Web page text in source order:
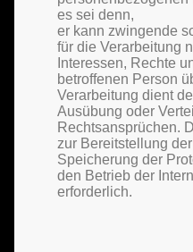
es sei denn,
er kann zwingende
für die Verarbeitung
Interessen, Rechte
betroffenen Person
Verarbeitung dient
Ausübung oder
Rechtsansprüchen.
zur Bereitstellung
Speicherung der
den Betrieb der
erforderlich.